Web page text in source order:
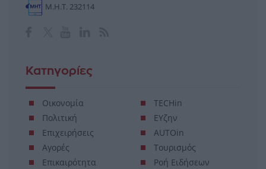
Μ.Η.Τ. 232114
Κατηγορίες
Οικονομία
Πολιτική
Επιχειρήσεις
Αγορές
Επικαιρότητα
TECHin
ΕΥζην
AUTOin
Τουρισμός
Ροή Ειδήσεων